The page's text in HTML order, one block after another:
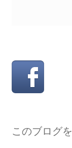
このブログ